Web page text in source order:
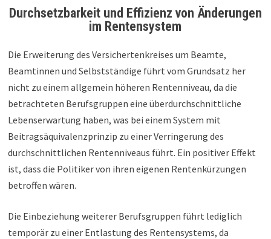
Durchsetzbarkeit und Effizienz von Änderungen
im Rentensystem
Die Erweiterung des Versichertenkreises um Beamte,
Beamtinnen und Selbstständige führt vom Grundsatz her
nicht zu einem allgemein höheren Rentenniveau, da die
betrachteten Berufsgruppen eine überdurchschnittliche
Lebenserwartung haben, was bei einem System mit
Beitragsäquivalenzprinzip zu einer Verringerung des
durchschnittlichen Rentenniveaus führt. Ein positiver Effekt
ist, dass die Politiker von ihren eigenen Rentenkürzungen
betroffen wären.
Die Einbeziehung weiterer Berufsgruppen führt lediglich
temporär zu einer Entlastung des Rentensystems, da